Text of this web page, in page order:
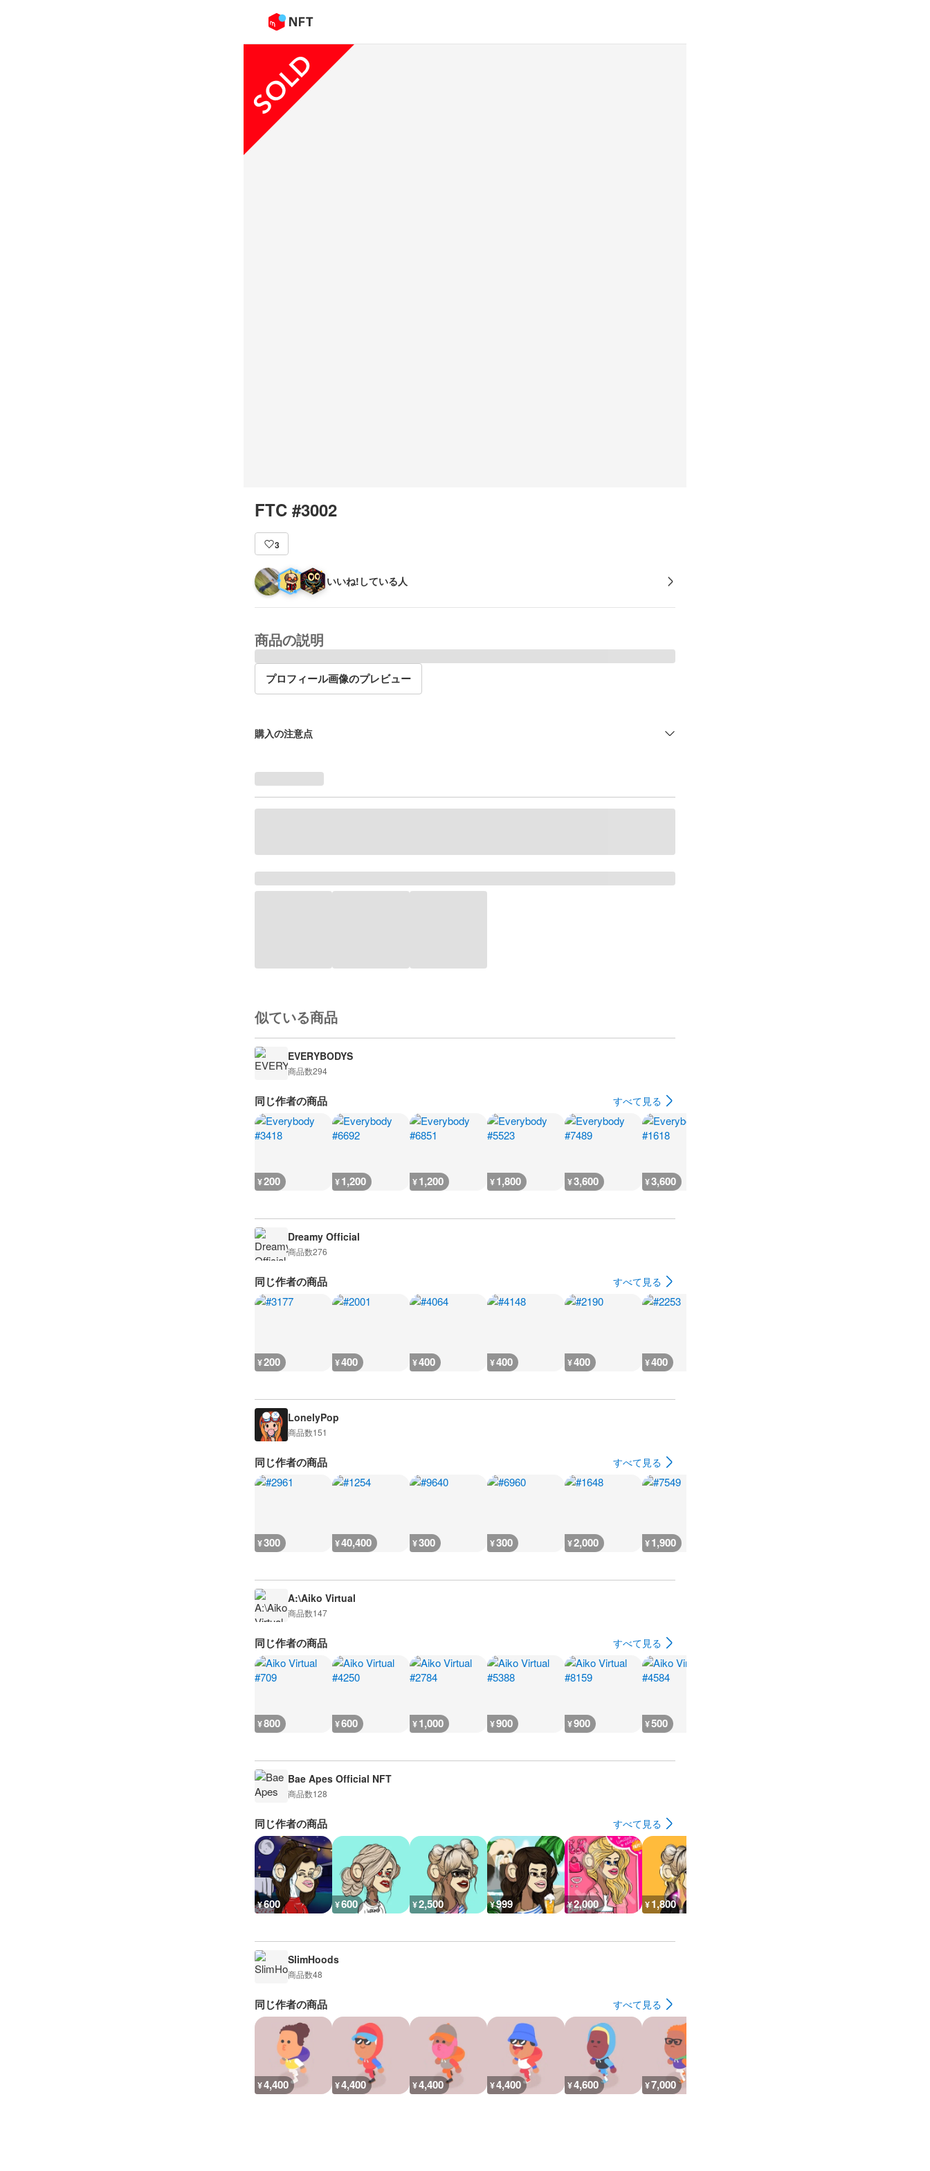
FTC #3002
3
いいね!している人
商品の説明
プロフィール画像のプレビュー
購入の注意点
似ている商品
EVERYBODYS
商品数294
同じ作者の商品 すべて見る
¥200 ¥1,200 ¥1,200 ¥1,800 ¥3,600 ¥3,600
Dreamy Official
商品数276
同じ作者の商品 すべて見る
¥200 ¥400 ¥400 ¥400 ¥400 ¥400
LonelyPop
商品数151
同じ作者の商品 すべて見る
¥300 ¥40,400 ¥300 ¥300 ¥2,000 ¥1,900
A:\Aiko Virtual
商品数147
同じ作者の商品 すべて見る
¥800 ¥600 ¥1,000 ¥900 ¥900 ¥500
Bae Apes Official NFT
商品数128
同じ作者の商品 すべて見る
¥600 ¥600 ¥2,500 ¥999 ¥2,000 ¥1,800
SlimHoods
商品数48
同じ作者の商品 すべて見る
¥4,400 ¥4,400 ¥4,400 ¥4,400 ¥4,600 ¥7,000